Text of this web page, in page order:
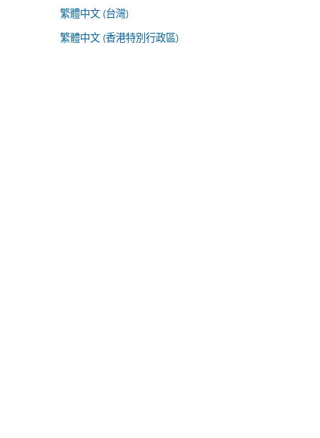
繁體中文 (台灣)
繁體中文 (香港特別行政區)